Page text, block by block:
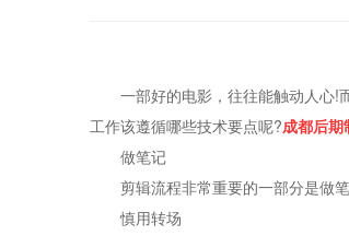
一部好的电影，往往能触动人心!而
工作该遵循哪些技术要点呢?成都后期
做笔记
剪辑流程非常重要的一部分是做笔
慎用转场